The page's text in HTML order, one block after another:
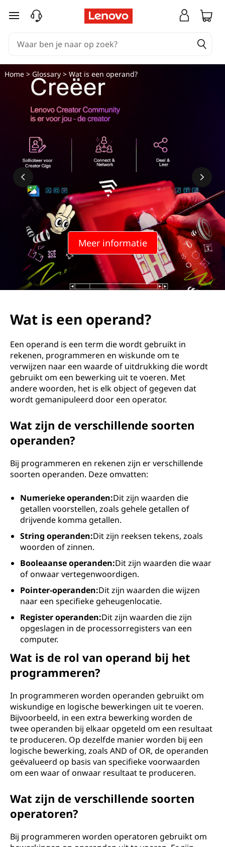
W
n
Ga naar de hoofdinhoud
Meer informatie
Home> Glossary> Wat is een operand?
Wat is een operand?
Een operand is een term die wordt gebruikt in
rekenen, programmeren en wiskunde om te
verwijzen naar een waarde of uitdrukking die wordt
gebruikt om een bewerking uit te voeren. Met
andere woorden, het is elk object of gegeven dat
wordt gemanipuleerd door een operator.
Wat zijn de verschillende soorten
operanden?
Bij programmeren en rekenen zijn er verschillende
soorten operanden. Deze omvatten:
Numerieke operanden:Dit zijn waarden die
getallen voorstellen, zoals gehele getallen of
drijvende komma getallen.
String operanden:Dit zijn reeksen tekens, zoals
woorden of zinnen.
Booleaanse operanden:Dit zijn waarden die waar
of onwaar vertegenwoordigen.
Pointer-operanden:Dit zijn waarden die wijzen
naar een specifieke geheugenlocatie.
Register operanden:Dit zijn waarden die zijn
opgeslagen in de processorregisters van een
computer.
Wat is de rol van operand bij het
programmeren?
In programmeren worden operanden gebruikt om
wiskundige en logische bewerkingen uit te voeren.
Bijvoorbeeld, in een extra bewerking worden de
twee operanden bij elkaar opgeteld om een resultaat
te produceren. Op dezelfde manier worden bij een
logische bewerking, zoals AND of OR, de operanden
geëvalueerd op basis van specifieke voorwaarden
om een waar of onwaar resultaat te produceren.
Wat zijn de verschillende soorten
operatoren?
Bij programmeren worden operatoren gebruikt om